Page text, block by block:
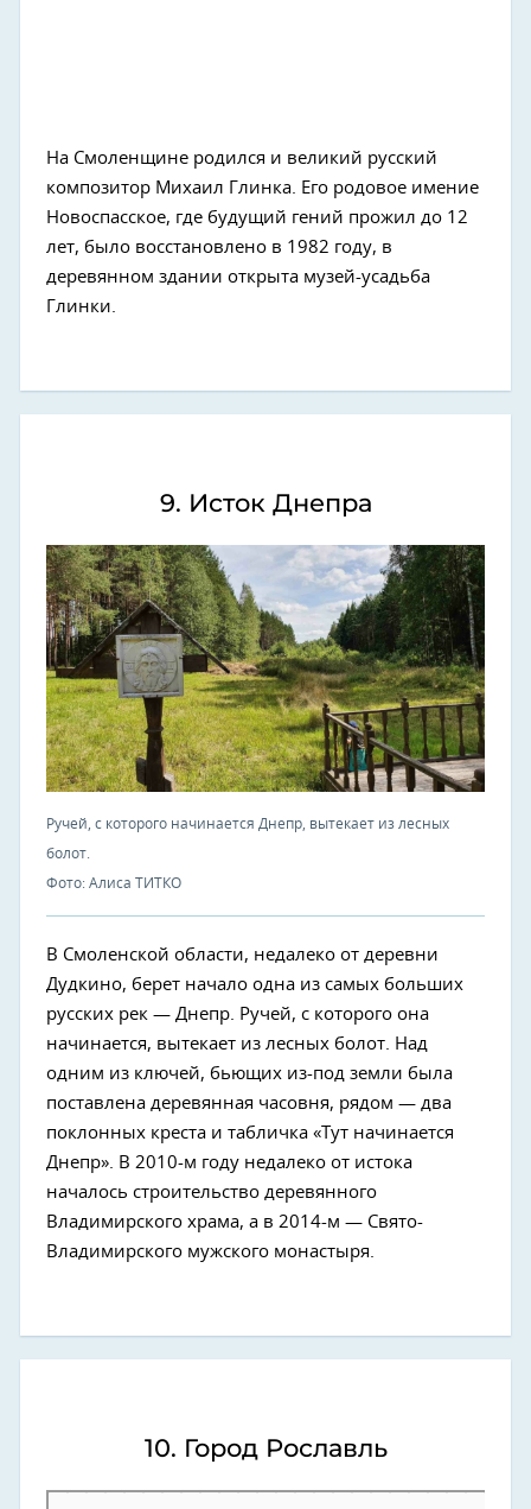
На Смоленщине родился и великий русский
композитор Михаил Глинка. Его родовое имение
Новоспасское, где будущий гений прожил до 12
лет, было восстановлено в 1982 году, в
деревянном здании открыта музей-усадьба
Глинки.
9. Исток Днепра
Ручей, с которого начинается Днепр, вытекает из лесных
болот.
Фото: Алиса ТИТКО
В Смоленской области, недалеко от деревни
Дудкино, берет начало одна из самых больших
русских рек — Днепр. Ручей, с которого она
начинается, вытекает из лесных болот. Над
одним из ключей, бьющих из-под земли была
поставлена деревянная часовня, рядом — два
поклонных креста и табличка «Тут начинается
Днепр». В 2010-м году недалеко от истока
началось строительство деревянного
Владимирского храма, а в 2014-м — Свято-
Владимирского мужского монастыря.
10. Город Рославль